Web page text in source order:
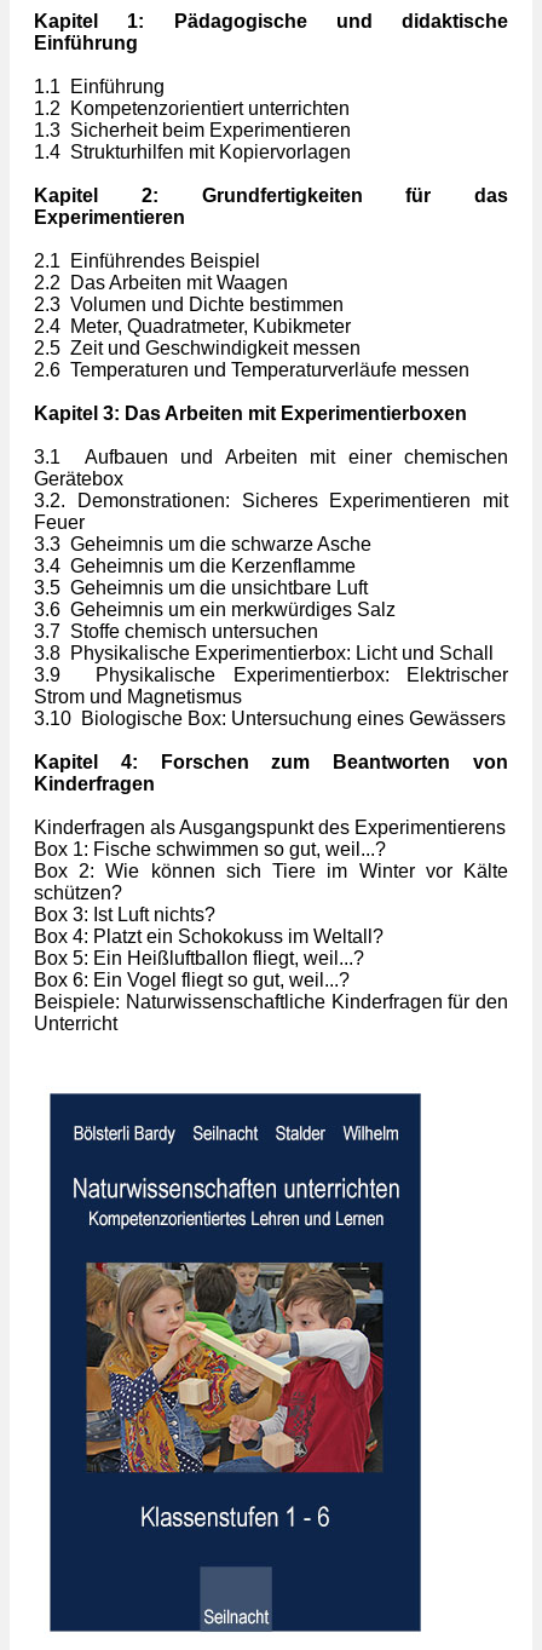
Kapitel 1: Pädagogische und didaktische
Einführung
1.1 Einführung
1.2 Kompetenzorientiert unterrichten
1.3 Sicherheit beim Experimentieren
1.4 Strukturhilfen mit Kopiervorlagen
Kapitel 2: Grundfertigkeiten für das
Experimentieren
2.1 Einführendes Beispiel
2.2 Das Arbeiten mit Waagen
2.3 Volumen und Dichte bestimmen
2.4 Meter, Quadratmeter, Kubikmeter
2.5 Zeit und Geschwindigkeit messen
2.6 Temperaturen und Temperaturverläufe messen
Kapitel 3: Das Arbeiten mit Experimentierboxen
3.1 Aufbauen und Arbeiten mit einer chemischen
Gerätebox
3.2. Demonstrationen: Sicheres Experimentieren mit
Feuer
3.3 Geheimnis um die schwarze Asche
3.4 Geheimnis um die Kerzenflamme
3.5 Geheimnis um die unsichtbare Luft
3.6 Geheimnis um ein merkwürdiges Salz
3.7 Stoffe chemisch untersuchen
3.8 Physikalische Experimentierbox: Licht und Schall
3.9 Physikalische Experimentierbox: Elektrischer
Strom und Magnetismus
3.10 Biologische Box: Untersuchung eines Gewässers
Kapitel 4: Forschen zum Beantworten von
Kinderfragen
Kinderfragen als Ausgangspunkt des Experimentierens
Box 1: Fische schwimmen so gut, weil...?
Box 2: Wie können sich Tiere im Winter vor Kälte
schützen?
Box 3: Ist Luft nichts?
Box 4: Platzt ein Schokokuss im Weltall?
Box 5: Ein Heißluftballon fliegt, weil...?
Box 6: Ein Vogel fliegt so gut, weil...?
Beispiele: Naturwissenschaftliche Kinderfragen für den
Unterricht